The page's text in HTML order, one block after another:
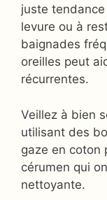
juste
levure ou à
baignades
oreilles peut
récurrentes.
Veillez à bien
utilisant des
gaze en coton
cérumen qui
nettoyante.